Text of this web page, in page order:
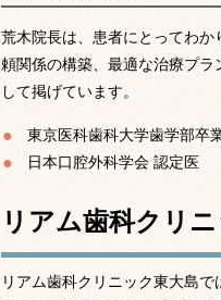
荒木院長は、患者にとってわ
頼関係の構築、最適な治療プラ
して掲げています。
東京医科歯科大学歯学部卒
日本口腔外科学会 認定医
リアム歯科クリ
リアム歯科クリニック東大島